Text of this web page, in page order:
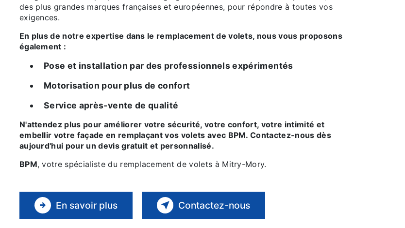
des plus grandes marques françaises et européennes, pour répondre à toutes vos
exigences.
En plus de notre expertise dans le remplacement de volets, nous vous proposons
également :
Pose et installation par des professionnels expérimentés
Motorisation pour plus de confort
Service après-vente de qualité
N'attendez plus pour améliorer votre sécurité, votre confort, votre intimité et
embellir votre façade en remplaçant vos volets avec BPM. Contactez-nous dès
aujourd'hui pour un devis gratuit et personnalisé.
BPM, votre spécialiste du remplacement de volets à Mitry-Mory.
En savoir plus Contactez-nous